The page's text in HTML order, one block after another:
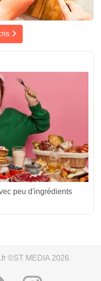
peu d'ingrédients
©ST MEDIA 2026